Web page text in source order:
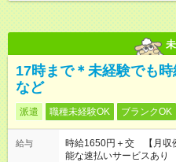
17時まで＊未経験でも
など
派遣 職種未経験OK ブランクOK
給与
時給1650円＋交 【月収
能な速払いサービスあり